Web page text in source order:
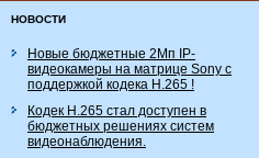
НОВОСТИ
Новые бюджетные 2Мп IP-
видеокамеры на матрице Sony с
поддержкой кодека H.265 !
Кодек H.265 стал доступен в
бюджетных решениях систем
видеонаблюдения.